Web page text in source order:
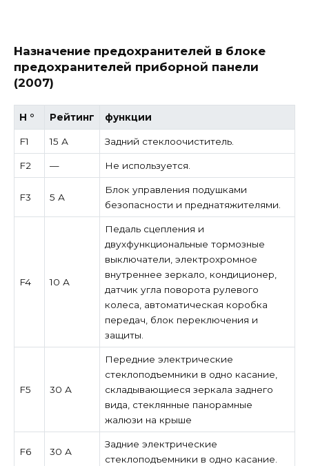
Назначение предохранителей в блоке
предохранителей приборной панели
(2007)
Н ° Рейтинг функции
F1 15 А Задний стеклоочиститель.
F2 — Не используется.
F3 5 А
Блок управления подушками
безопасности и преднатяжителями.
F4 10 А
Педаль сцепления и
двухфункциональные тормозные
выключатели, электрохромное
внутреннее зеркало, кондиционер,
датчик угла поворота рулевого
колеса, автоматическая коробка
передач, блок переключения и
защиты.
F5 30 А
Передние электрические
стеклоподъемники в одно касание,
складывающиеся зеркала заднего
вида, стеклянные панорамные
жалюзи на крыше
F6 30 А
Задние электрические
стеклоподъемники в одно касание.